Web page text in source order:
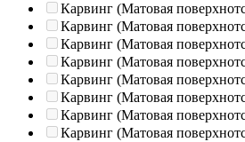
Карвинг (Матовая
Карвинг (Матовая
Карвинг (Матовая
Карвинг (Матовая
Карвинг (Матовая
Карвинг (Матовая
Карвинг (Матовая
Карвинг (Матовая